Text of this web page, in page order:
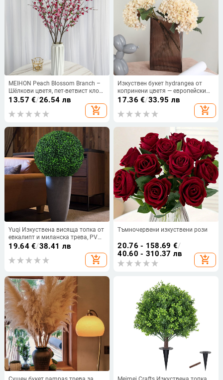
MEIHON Peach Blossom Branch –
Шёлкови цветя, пет-ветвист клон
за сватби и домашен декор
13.57 €/26.54 лв
add_shopping_cart
Изкуствен букет hydrangea от
копринени цветя — европейски
ретро стил за домашна украса,
Bilotis, изработка 19097788343
17.36 €/33.95 лв
add_shopping_cart
Yuqi Изкуствена висяща топка от
евкалипт и миланска трева, PVC;
леене, модел 2025073101,
декоративна за интериор и
външен декор
19.64€/38.41 лв
add_shopping_cart
Тъмночервени изкуствени рози
20.76 - 158.69 €/
40.60 - 310.37 лв
add_shopping_cart